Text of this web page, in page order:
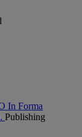
In Forma
Publishing